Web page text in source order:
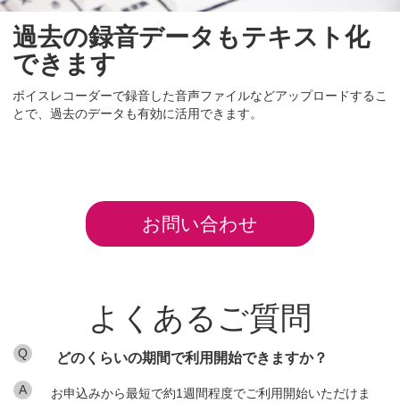
過去の録音データもテキスト化
できます
ボイスレコーダーで録音した音声ファイルなどアップロードするこ
とで、過去のデータも有効に活用できます。
お問い合わせ
よくあるご質問
Q どのくらいの期間で利用開始できますか？
A
お申込みから最短で約1週間程度でご利用開始いただけま